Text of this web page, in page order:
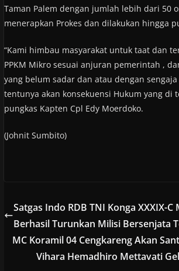
Taman Palem dengan jumlah lebih dari 50
menerapkan Prokes dan dilakukan hingga
“Kami himbau masyarakat untuk taat dan
PPKM Mikro sesuai anjuran pemerintah ,
yang belum sadar dan atau dengan
tentunya akan konsekuensi Hukum yang di
pungkas Kapten Cpl Edy Moerdoko.
(Johnit Sumbito)
Satgas Indo RDB TNI Konga XXXIX-C
Berhasil Turunkan Milisi Bersenjata
MC Koramil 04 Cengkareng Akan
Vihara Hemadhiro Mettavati